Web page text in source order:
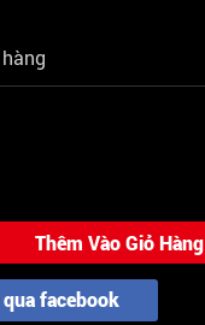
Thêm Vào Giỏ Hàng
facebook